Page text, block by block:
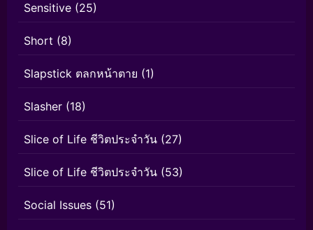
Sensitive (25)
Short (8)
Slapstick ตลกหน้าตาย (1)
Slasher (18)
Slice of Life ชีวิตประจำวัน (27)
Slice of Life ชีวิตประจำวัน (53)
Social Issues (51)